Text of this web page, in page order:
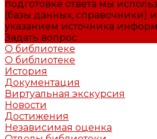
подготовке ответа мы
(базы данных, справочники)
указанием источника
Задать вопрос
О библиотеке
О библиотеке
История
Документация
Виртуальная экскурсия
Новости
Достижения
Независимая оценка